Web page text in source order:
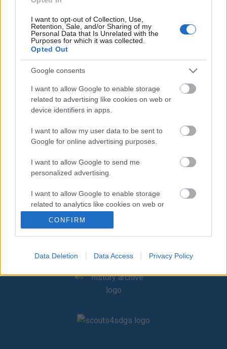
I want to opt-out of Collection, Use,
Retention, Sale, and/or Sharing of my
Personal Data that Is Unrelated with the
Purposes for which it was collected.
Opted Out
Google consents
I want to allow Google to enable storage
related to advertising like cookies on web or
device identifiers in apps.
I want to allow my user data to be sent to
Google for online advertising purposes.
I want to allow Google to send me
personalized advertising.
I want to allow Google to enable storage
related to analytics like cookies on web or
I want to allow Google to enable storage
related to personalization.
functionality and fraud prevention, and other
CONFIRM
Data Deletion Data Access Privacy Policy
Αγάπη και Χρόνος
Μια μέρα έμαθαν ότι το νησί
όλοι επισκεύασαν τις
βάρκες τους και άρχισαν να
Αν ήμουνα η γη Θα χώριζα τις
Και έτσι όλοι θα ήταν
χαρούμενοι και περήφανοι.